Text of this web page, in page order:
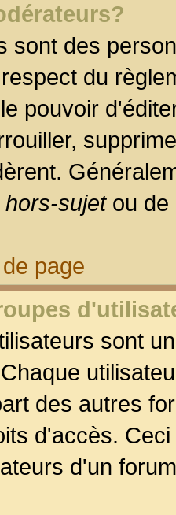
sont des
du
pouvoir
hors-sujetou de
page
sont
des autres
d'accès.
d'un